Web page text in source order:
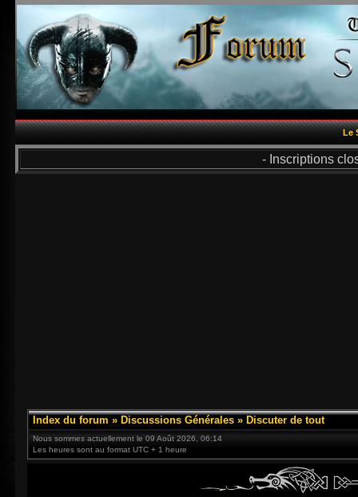
Le
- Inscriptions
Index du forum » Discussions Générales » Discuter de tout
Nous sommes actuellement le 09 Août 2026, 06:14
Les heures sont au format UTC + 1 heure